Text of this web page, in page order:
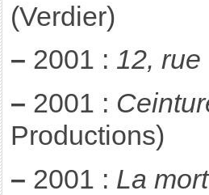
(Verdier)
– 2001 : 12,
– 2001 :
Productions)
– 2001 : La